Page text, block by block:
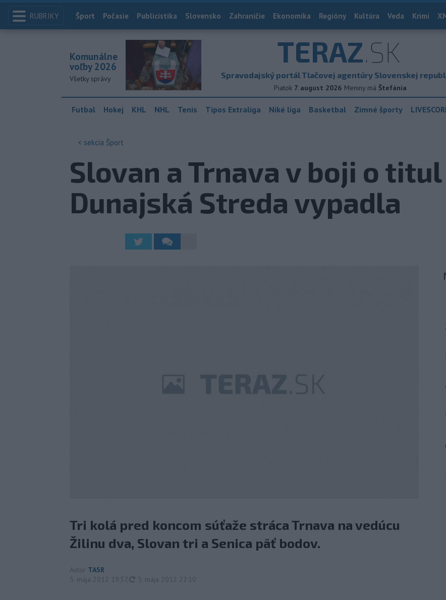
RUBRIKY Index
Šport Počasie Publicistika Slovensko Zahraničie Ekonomika Regióny Kultúra Veda Krimi
TERAZ.SK
Spravodajský portál Tlačovej agentúry Slovenskej
Piatok 7. august 2026 Meniny má Štefánia
Komunálne
voľby 2026
Všetky správy
Futbal Hokej KHL NHL Tenis Tipos Extraliga Niké liga Basketbal Zimné športy
< sekcia Šport
Slovan a Trnava v boji o
Dunajská Streda vypadla
Tri kolá pred koncom súťaže stráca Trnava na vedúcu
Žilinu dva, Slovan tri a Senica päť bodov.
Autor TASR
5. mája 2012 19:37
aktualizované
5. mája 2012 22:10